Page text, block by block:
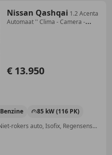
Nissan Qashqai 1.2 Acenta
Automaat '' Clima - Camera -
€ 13.950
Benzine
85 kW (116 PK)
Garantie, Stoelverwarming, USB, Niet-rokers auto, Isofix, Regensensor, Navigatiesysteem, Cruise control